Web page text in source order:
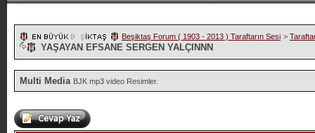
Beşiktaş Forum ( 1903 - 2013 ) Taraftarın Sesi >
YAŞAYAN EFSANE SERGEN YALÇINNN
Multi Media BJK mp3 video Resimler.